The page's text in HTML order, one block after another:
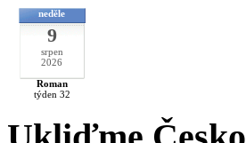
neděle
9
srpen
2026
Roman
týden 32